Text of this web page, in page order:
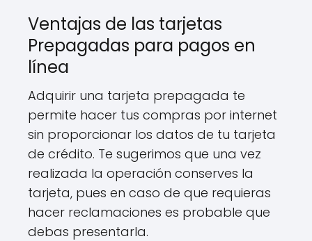
Ventajas de las tarjetas
Prepagadas para pagos en
línea
Adquirir una tarjeta prepagada te
permite hacer tus compras por internet
sin proporcionar los datos de tu tarjeta
de crédito. Te sugerimos que una vez
realizada la operación conserves la
tarjeta, pues en caso de que requieras
hacer reclamaciones es probable que
debas presentarla.